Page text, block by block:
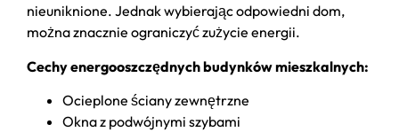
nieuniknione. Jednak wybierając odpowiedni dom,
można znacznie ograniczyć zużycie energii.
Cechy energooszczędnych budynków mieszkalnych:
Ocieplone ściany zewnętrzne
Okna z podwójnymi szybami